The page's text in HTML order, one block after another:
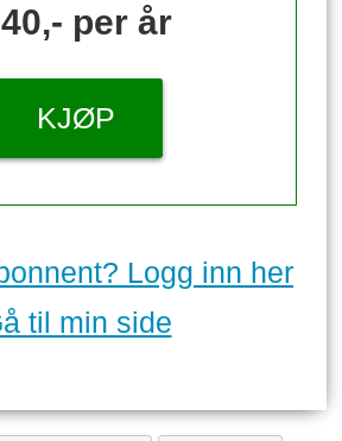
per år
KJØP
Logg inn her
til min side